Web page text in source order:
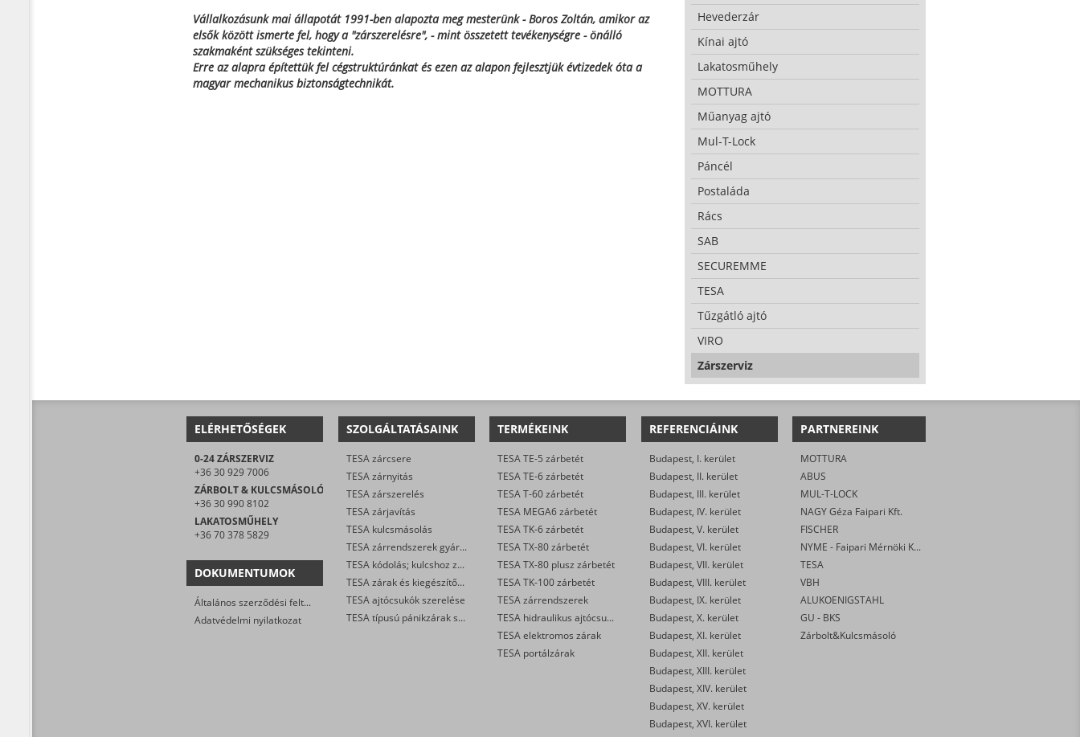
Vállalkozásunk mai állapotát 1991-ben alapozta meg mesterünk - Boros Zoltán, amikor az
elsők között ismerte fel, hogy a "zárszerelésre", - mint összetett tevékenységre - önálló
szakmaként szükséges tekinteni.
Erre az alapra építettük fel cégstruktúránkat és ezen az alapon fejlesztjük évtizedek óta a
magyar mechanikus biztonságtechnikát.
Hevederzár
Kínai ajtó
Lakatosműhely
MOTTURA
Műanyag ajtó
Mul-T-Lock
Páncél
Postaláda
Rács
SAB
SECUREMME
TESA
Tűzgátló ajtó
VIRO
Zárszerviz
ELÉRHETŐSÉGEK
0-24 ZÁRSZERVIZ
+36 30 929 7006
ZÁRBOLT & KULCSMÁSOLÓ
+36 30 990 8102
LAKATOSMŰHELY
+36 70 378 5829
DOKUMENTUMOK
Általános szerződési feltételek
Adatvédelmi nyilatkozat
SZOLGÁLTATÁSAINK
TESA zárcsere
TESA zárnyitás
TESA zárszerelés
TESA zárjavítás
TESA kulcsmásolás
TESA zárrendszerek gyártása
TESA kódolás; kulcshoz zárbetét készítése
TESA zárak és kiegészítők kereskedelme
TESA ajtócsukók szerelése
TESA típusú pánikzárak szerelése
TERMÉKEINK
TESA TE-5 zárbetét
TESA TE-6 zárbetét
TESA T-60 zárbetét
TESA MEGA6 zárbetét
TESA TK-6 zárbetét
TESA TX-80 zárbetét
TESA TX-80 plusz zárbetét
TESA TK-100 zárbetét
TESA zárrendszerek
TESA hidraulikus ajtócsukók
TESA elektromos zárak
TESA portálzárak
REFERENCIÁINK
Budapest, I. kerület
Budapest, II. kerület
Budapest, III. kerület
Budapest, IV. kerület
Budapest, V. kerület
Budapest, VI. kerület
Budapest, VII. kerület
Budapest, VIII. kerület
Budapest, IX. kerület
Budapest, X. kerület
Budapest, XI. kerület
Budapest, XII. kerület
Budapest, XIII. kerület
Budapest, XIV. kerület
Budapest, XV. kerület
Budapest, XVI. kerület
PARTNEREINK
MOTTURA
ABUS
MUL-T-LOCK
NAGY Géza Faipari Kft.
FISCHER
NYME - Faipari Mérnöki Kar
TESA
VBH
ALUKOENIGSTAHL
GU - BKS
Zárbolt&Kulcsmásoló